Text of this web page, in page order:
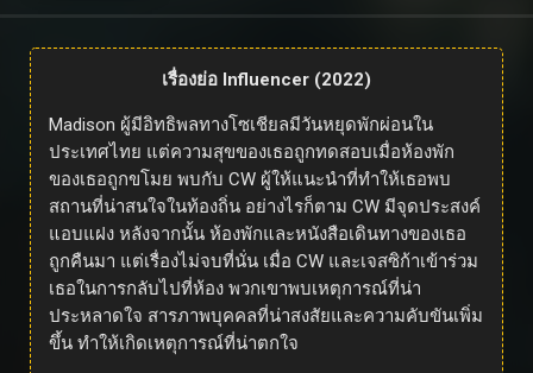
เรื่องย่อ Influencer (2022)
Madison ผู้มีอิทธิพลทางโซเชียลมีวันหยุดพักผ่อนใน
ประเทศไทย แต่ความสุขของเธอถูกทดสอบเมื่อห้องพัก
ของเธอถูกขโมย พบกับ CW ผู้ให้แนะนำที่ทำให้เธอพบ
สถานที่น่าสนใจในท้องถิ่น อย่างไรก็ตาม CW มีจุดประสงค์
แอบแฝง หลังจากนั้น ห้องพักและหนังสือเดินทางของเธอ
ถูกคืนมา แต่เรื่องไม่จบที่นั่น เมื่อ CW และเจสซิก้าเข้าร่วม
เธอในการกลับไปที่ห้อง พวกเขาพบเหตุการณ์ที่น่า
ประหลาดใจ สารภาพบุคคลที่น่าสงสัยและความคับขันเพิ่ม
ขึ้น ทำให้เกิดเหตุการณ์ที่น่าตกใจ